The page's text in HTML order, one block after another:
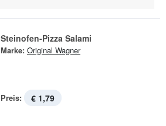
Steinofen-Pizza Salami
Marke: Original Wagner
Preis: € 1,79